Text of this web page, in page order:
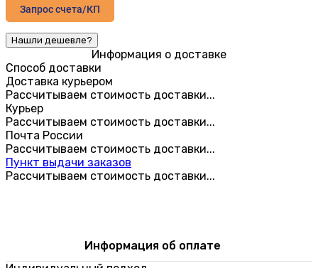
Запрос счета/КП
Информация о доставке
Способ доставки
Доставка курьером
Рассчитываем стоимость доставки...
Курьер
Рассчитываем стоимость доставки...
Почта России
Рассчитываем стоимость доставки...
Пункт выдачи заказов
Рассчитываем стоимость доставки...
Информация об оплате